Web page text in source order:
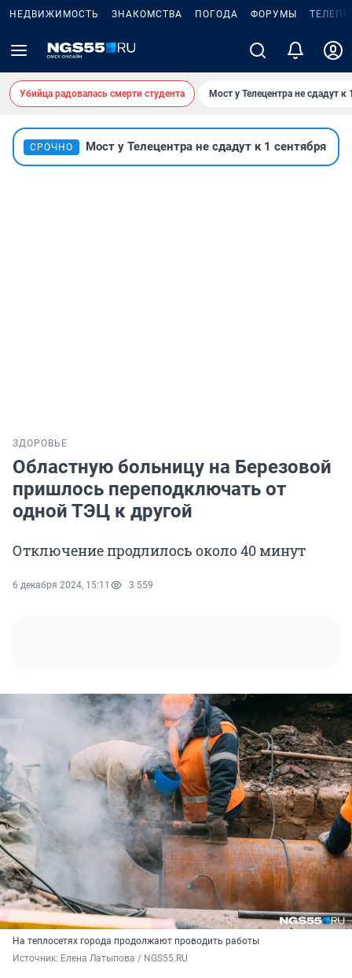
НЕДВИЖИМОСТЬ ЗНАКОМСТВА ПОГОДА ФОРУМЫ
Убийца радовалась смерти студента Мост у Телецентра не сдадут к
СРОЧНО Мост у Телецентра не сдадут к 1 сентября
ЗДОРОВЬЕ
Областную больницу на Березовой
пришлось переподключать от
одной ТЭЦ к другой
Отключение продлилось около 40 минут
6 декабря 2024, 15:11 3 559
На теплосетях города продолжают проводить работы
Источник: Елена Латыпова / NGS55.RU